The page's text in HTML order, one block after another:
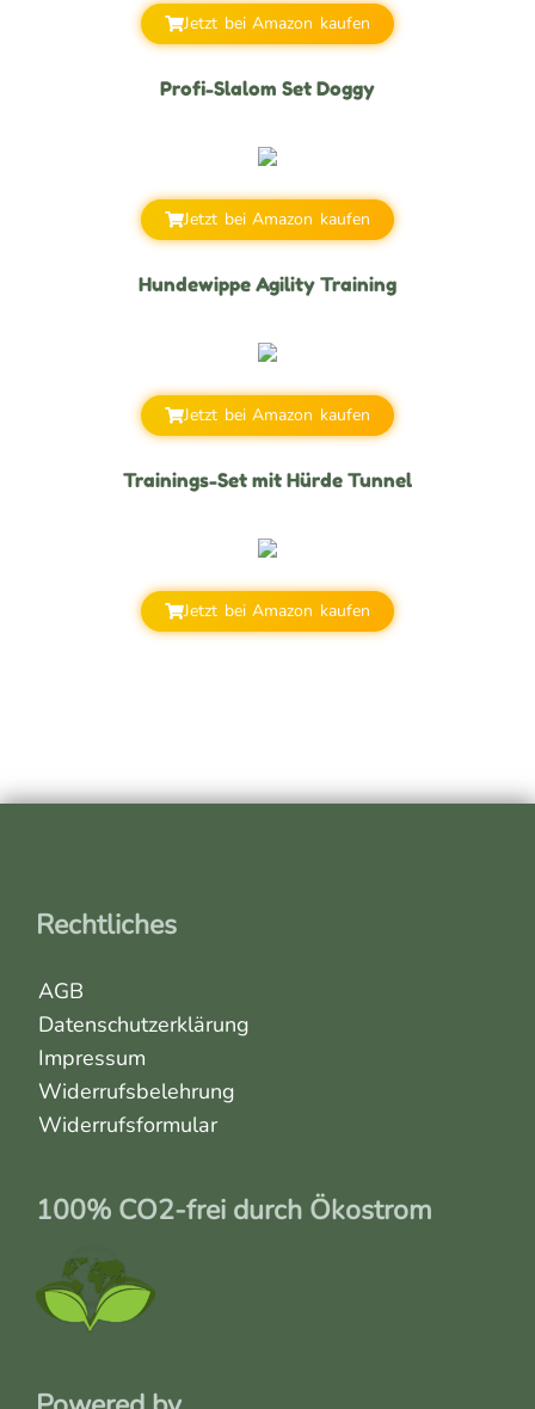
Jetzt bei Amazon kaufen
Profi-Slalom Set Doggy
Jetzt bei Amazon kaufen
Hundewippe Agility Training
Jetzt bei Amazon kaufen
Trainings-Set mit Hürde Tunnel
Jetzt bei Amazon kaufen
Rechtliches
AGB
Datenschutzerklärung
Impressum
Widerrufsbelehrung
Widerrufsformular
100% CO2-frei durch Ökostrom